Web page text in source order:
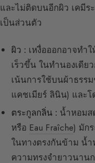
และไม่ติดบนอีกผิว เคมีร
เป็นส่วนตัว
ผิว : เหงื่อออกอาจทำ
เร็วขึ้น ในทำนองเดี
เน้นการใช้บนผ้าธร
แคชเมียร์ ลินิน) และโ
ตระกูลกลิ่น : น้ำหอมส
หรือ Eau Fraîche) มัก
ในทางตรงกันข้าม น้
ความทรงจำยาวนาน